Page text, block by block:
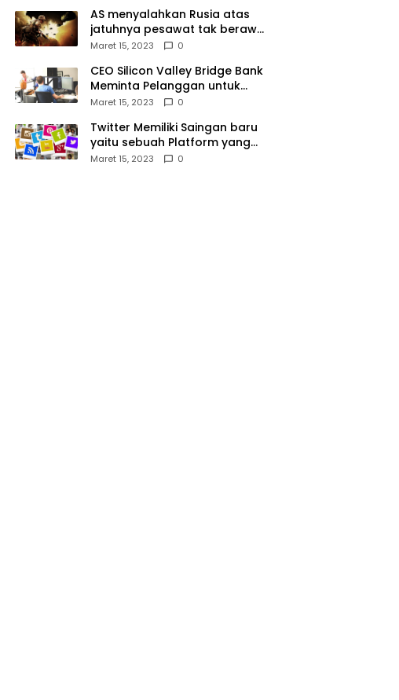
AS menyalahkan Rusia atas
jatuhnya pesawat tak berawak
di Laut Hitam, Moskow
Maret 15, 2023 0
CEO Silicon Valley Bridge Bank
Meminta Pelanggan untuk
menyetor ulang dana Mereka
Maret 15, 2023 0
Twitter Memiliki Saingan baru
yaitu sebuah Platform yang
dibuat oleh Meta
Maret 15, 2023 0